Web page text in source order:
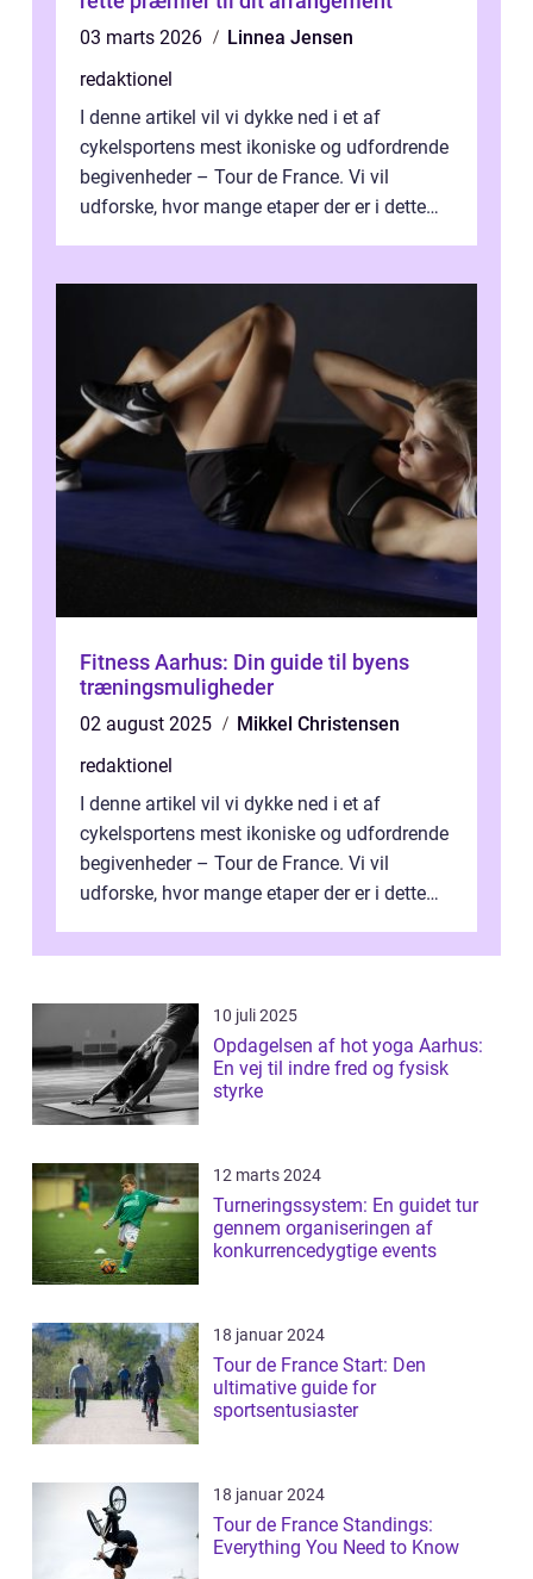
03 marts 2026
Linnea Jensen
redaktionel
I denne artikel vil vi dykke ned i et af
cykelsportens mest ikoniske og udfordrende
begivenheder – Tour de France. Vi vil
udforske, hvor mange etaper der er i dette
Fitness Aarhus: Din guide til byens
træningsmuligheder
02 august 2025
Mikkel Christensen
redaktionel
I denne artikel vil vi dykke ned i et af
cykelsportens mest ikoniske og udfordrende
begivenheder – Tour de France. Vi vil
udforske, hvor mange etaper der er i dette
10 juli 2025
Opdagelsen af hot yoga Aarhus:
En vej til indre fred og fysisk
styrke
12 marts 2024
Turneringssystem: En guidet tur
gennem organiseringen af
konkurrencedygtige events
18 januar 2024
Tour de France Start: Den
ultimative guide for
sportsentusiaster
18 januar 2024
Tour de France Standings:
Everything You Need to Know